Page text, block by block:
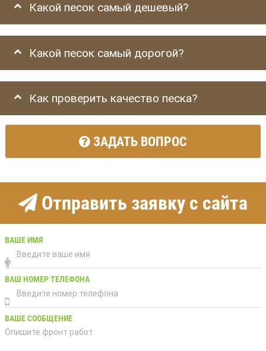
Какой песок самый дешевый?
Какой песок самый дорогой?
Как проверить качество песка?
ЗАДАТЬ ВОПРОС
Отправить заявку с сайта
ВАШЕ ИМЯ
ВАШ НОМЕР ТЕЛЕФОНА
ВАШЕ СООБЩЕНИЕ